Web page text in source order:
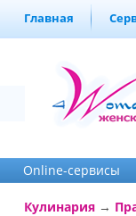
Главная
Online-cервисы
Кулинария →